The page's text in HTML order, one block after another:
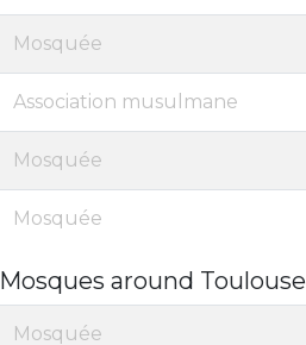
Mosquée
Association musulmane
Mosquée
Mosquée
Mosques around Toulouse
Mosquée